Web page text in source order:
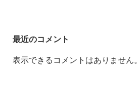
最近のコメント
表示できるコメントはありません。